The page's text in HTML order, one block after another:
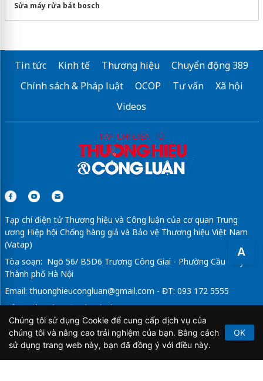
A
Sửa máy rửa bát bosch
Tin tức Kinh tế Thương hiệu
Chuyển động 389
Chính sách & Pháp luật
OCOP Tư vấn
Xã hội
Videos
Tạp chí điện tử Thương hiệu và Công luận của cơ quan Trung
ương Hiệp hội Chống hàng giả và Bảo vệ Thương hiệu Việt Nam
(Vatap)
Tòa soạn: Ngõ 56/ B5D6 Trương Công Giai - Phường Cầu Giấy -
Thành phố Hà Nội
Email: thuonghieucongluan@gmail.com - ĐT: 093 172 5555
Tổng Biên Tập: Vũ Đức Thuận
Giấy phép hoạt động báo chí điện tử số 64/GP-BTTTT do Bộ
Thông tin và Truyền thông cấp ngày 21/2/2020.
Chúng tôi sử dụng Cookie để cung cấp dịch vụ của
chúng tôi và nâng cao trải nghiệm của bạn. Bằng cách
sử dụng trang web này, bạn đã đồng ý với điều này.
OK